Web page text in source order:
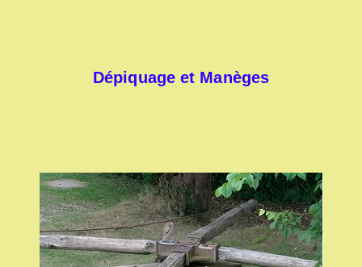
Dépiquage et Manèges